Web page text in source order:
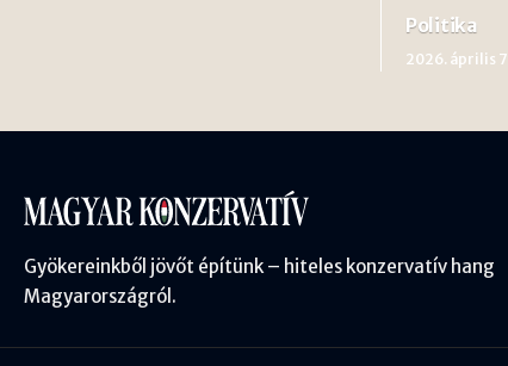
Politika
2026. április 7
Gyökereinkből jövőt építünk – hiteles konzervatív hang
Magyarországról.